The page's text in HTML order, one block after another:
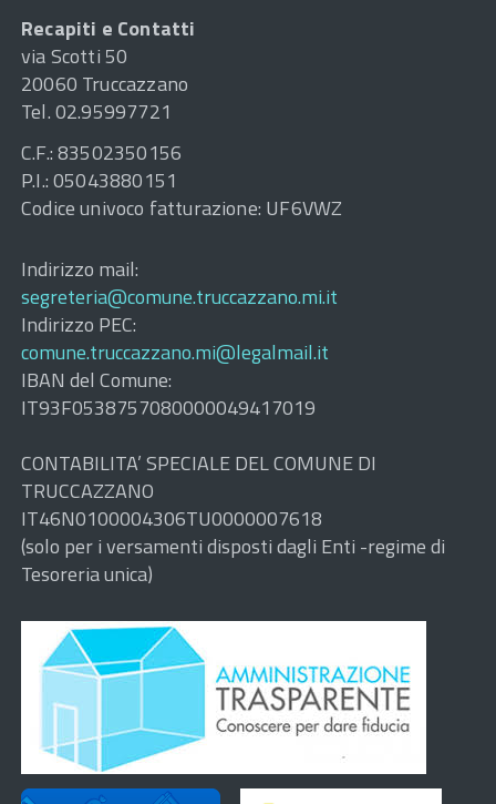
Recapiti e Contatti
via Scotti 50
20060 Truccazzano
Tel. 02.95997721
C.F.: 83502350156
P.I.: 05043880151
Codice univoco fatturazione: UF6VWZ
Indirizzo mail:
segreteria@comune.truccazzano.mi.it
Indirizzo PEC:
comune.truccazzano.mi@legalmail.it
IBAN del Comune:
IT93F0538757080000049417019
CONTABILITA’ SPECIALE DEL COMUNE DI
TRUCCAZZANO
IT46N0100004306TU0000007618
(solo per i versamenti disposti dagli Enti -regime di
Tesoreria unica)